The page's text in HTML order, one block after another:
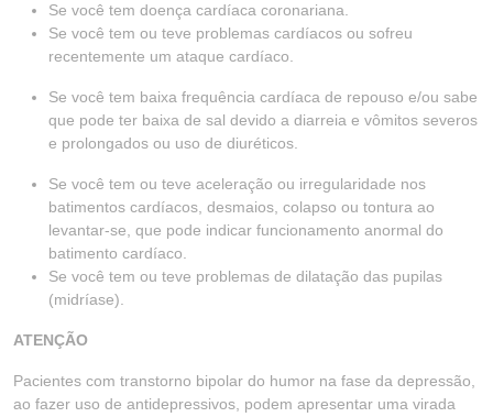
Se você tem doença cardíaca coronariana.
Se você tem ou teve problemas cardíacos ou sofreu
recentemente um ataque cardíaco.
Se você tem baixa frequência cardíaca de repouso e/ou sabe
que pode ter baixa de sal devido a diarreia e vômitos severos
e prolongados ou uso de diuréticos.
Se você tem ou teve aceleração ou irregularidade nos
batimentos cardíacos, desmaios, colapso ou tontura ao
levantar-se, que pode indicar funcionamento anormal do
batimento cardíaco.
Se você tem ou teve problemas de dilatação das pupilas
(midríase).
ATENÇÃO
Pacientes com transtorno bipolar do humor na fase da depressão,
ao fazer uso de antidepressivos, podem apresentar uma virada